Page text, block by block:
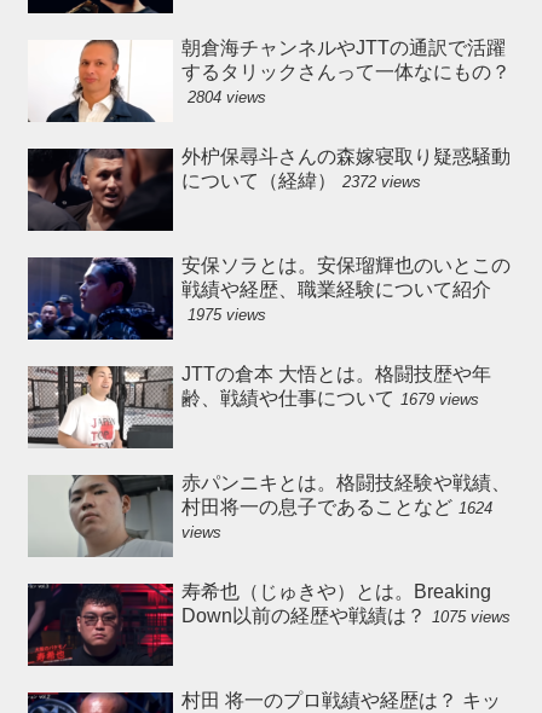
朝倉海チャンネルやJTTの通訳で活躍
するタリックさんって一体なにもの？
2804 views
外枦保尋斗さんの森嫁寝取り疑惑騒動
について（経緯）
2372 views
安保ソラとは。安保瑠輝也のいとこの
戦績や経歴、職業経験について紹介
1975 views
JTTの倉本 大悟とは。格闘技歴や年
齢、戦績や仕事について 1679 views
赤パンニキとは。格闘技経験や戦績、
村田将一の息子であることなど 1624
views
寿希也（じゅきや）とは。Breaking
Down以前の経歴や戦績は？ 1075 views
村田 将一のプロ戦績や経歴は？ キッ